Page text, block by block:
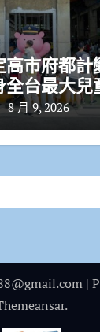
市府都計
台最大兒
8 月 9, 2026
|
.